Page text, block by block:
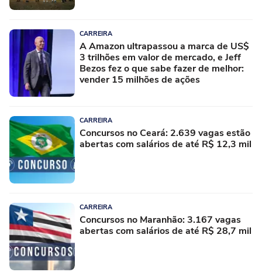
CARREIRA
A Amazon ultrapassou a marca de US$
3 trilhões em valor de mercado, e Jeff
Bezos fez o que sabe fazer de melhor:
vender 15 milhões de ações
CARREIRA
Concursos no Ceará: 2.639 vagas estão
abertas com salários de até R$ 12,3 mil
CARREIRA
Concursos no Maranhão: 3.167 vagas
abertas com salários de até R$ 28,7 mil